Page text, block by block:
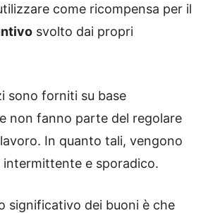
come ricompensa per il
svolto dai propri
sono forniti su base
non fanno parte del regolare
In quanto tali, vengono
intermittente e sporadico.
significativo dei buoni è che